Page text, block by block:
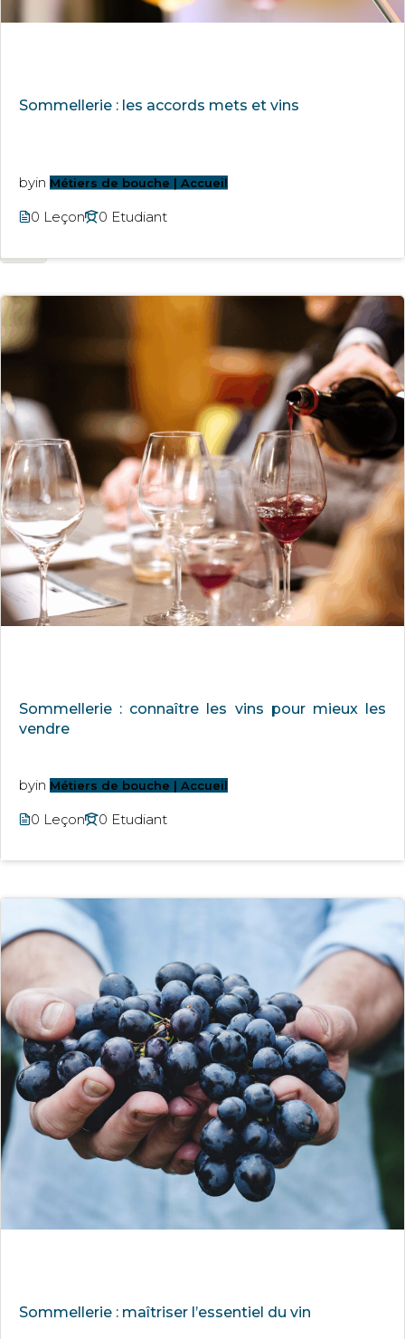
Sommellerie : les accords mets et vins
byin Métiers de bouche | Accueil
0 Leçon 0 Etudiant
Sommellerie : connaître les vins pour mieux les
vendre
byin Métiers de bouche | Accueil
0 Leçon 0 Etudiant
Sommellerie : maîtriser l’essentiel du vin